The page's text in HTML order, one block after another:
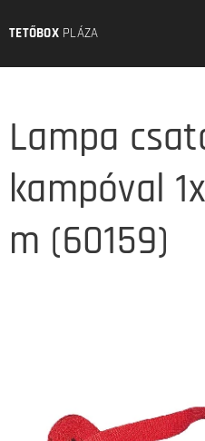
TETŐBOXPLÁZA
Lampa
kampóval
m (60159)